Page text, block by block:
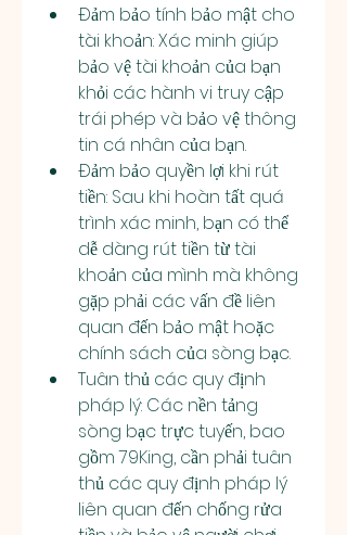
Đảm bảo tính bảo mật cho
tài khoản: Xác minh giúp
bảo vệ tài khoản của bạn
khỏi các hành vi truy cập
trái phép và bảo vệ thông
tin cá nhân của bạn.
Đảm bảo quyền lợi khi rút
tiền: Sau khi hoàn tất quá
trình xác minh, bạn có thể
dễ dàng rút tiền từ tài
khoản của mình mà không
gặp phải các vấn đề liên
quan đến bảo mật hoặc
chính sách của sòng bạc.
Tuân thủ các quy định
pháp lý: Các nền tảng
sòng bạc trực tuyến, bao
gồm 79King, cần phải tuân
thủ các quy định pháp lý
liên quan đến chống rửa